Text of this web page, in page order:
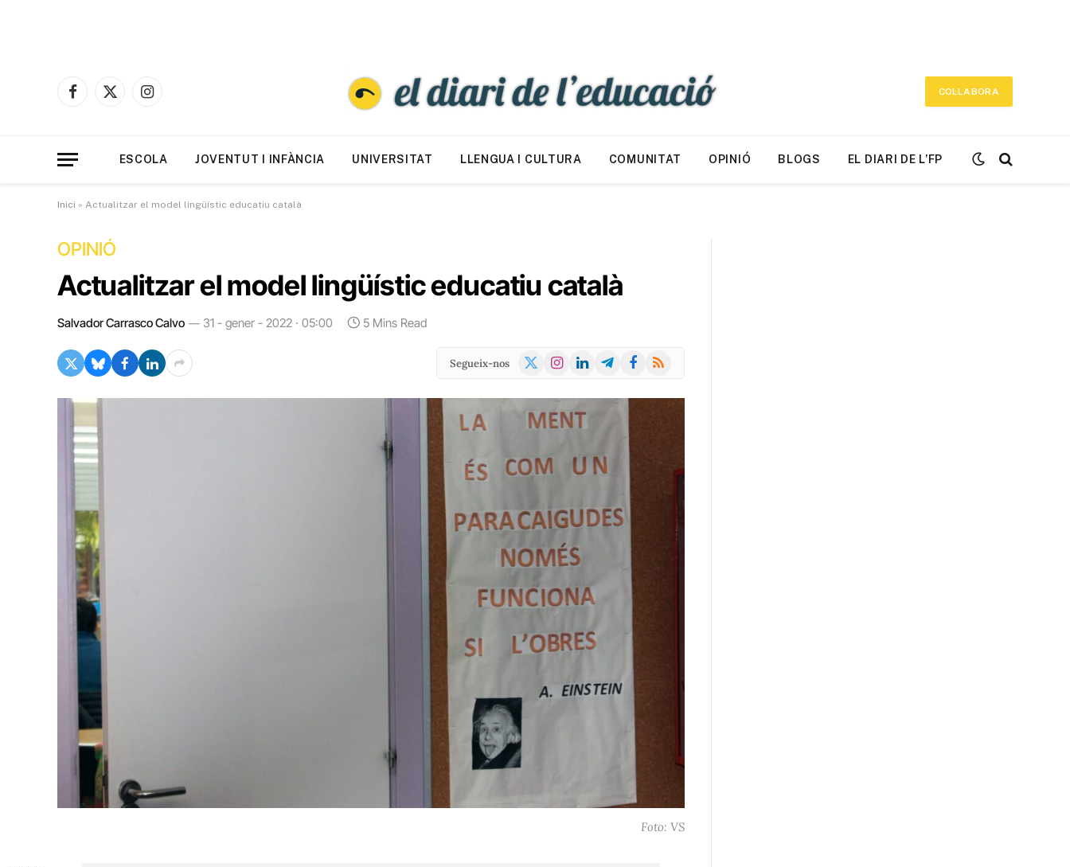
Facebook
X
Instagram
COL·LABORA
ESCOLA JOVENTUT I INFÀNCIA UNIVERSITAT LLENGUA I CULTURA COMUNITAT OPINIÓ BLOGS EL DIARI DE L’FP
Inici » Actualitzar el model lingüístic educatiu català
OPINIÓ
Actualitzar el model lingüístic educatiu català
Salvador Carrasco Calvo 31 - gener - 2022 · 05:00 5 Mins Read
Segueix-nos
X
Instagram
LinkedInTelegramFacebook
RSS
Foto: VS